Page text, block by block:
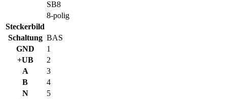
SB8
8-polig
Steckerbild
Schaltung BAS
GND
1
+UB
2
A
3
B
4
N
5